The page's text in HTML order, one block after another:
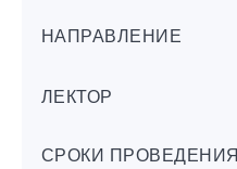
Игровые виды спорта
Мечевой бой
НАПРАВЛЕНИЕ
ЛЕКТОР
СРОКИ ПРОВЕДЕНИЯ